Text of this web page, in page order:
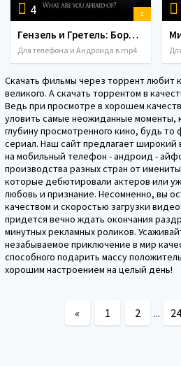
4
Гензель и Гретель: Борцы с колдовством / Hansel & Gretel: Warriors of Witchcraft (2013)
Для телефона и Андроида в mp4
Скачать фильмы через торрент любит
великого. А скачать торрентом в
Ведь при просмотре в хорошем
уловить самые неожиданные моменты,
глубину просмотренного кино, будь
сериал. Наш сайт предлагает
на мобильный телефон - андроид -
производства разных стран от
которые дебютировали актеров или
любовь и признание. Несомненно, вы
качеством и скоростью загрузки
придется вечно ждать окончания
минутных рекламных роликов.
незабываемое приключение в мир
способного подарить массу
хорошим настроением на целый день!
« 1 2 ... 24